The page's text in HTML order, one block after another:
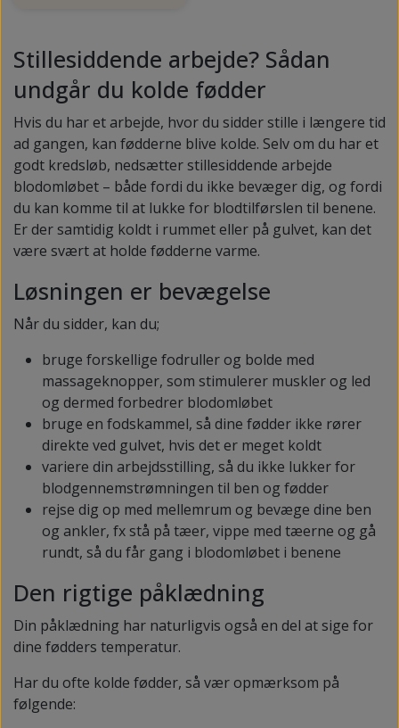
Stillesiddende arbejde? Sådan
undgår du kolde fødder
Hvis du har et arbejde, hvor du sidder stille i længere tid
ad gangen, kan fødderne blive kolde. Selv om du har et
godt kredsløb, nedsætter stillesiddende arbejde
blodomløbet – både fordi du ikke bevæger dig, og fordi
du kan komme til at lukke for blodtilførslen til benene.
Er der samtidig koldt i rummet eller på gulvet, kan det
være svært at holde fødderne varme.
Løsningen er bevægelse
Når du sidder, kan du;
bruge forskellige fodruller og bolde med
massageknopper, som stimulerer muskler og led
og dermed forbedrer blodomløbet
bruge en fodskammel, så dine fødder ikke rører
direkte ved gulvet, hvis det er meget koldt
variere din arbejdsstilling, så du ikke lukker for
blodgennemstrømningen til ben og fødder
rejse dig op med mellemrum og bevæge dine ben
og ankler, fx stå på tæer, vippe med tæerne og gå
rundt, så du får gang i blodomløbet i benene
Den rigtige påklædning
Din påklædning har naturligvis også en del at sige for
dine fødders temperatur.
Har du ofte kolde fødder, så vær opmærksom på
følgende: